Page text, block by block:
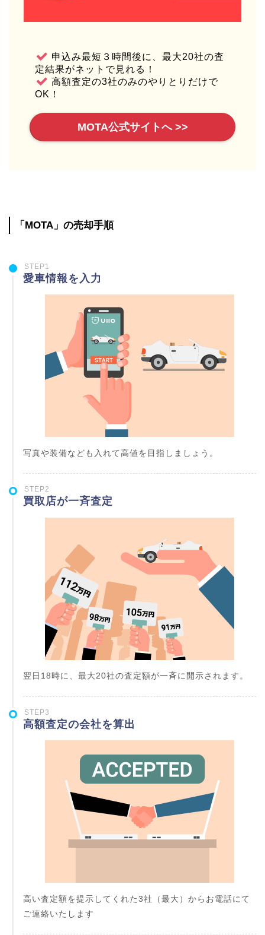
申込み最短３時間後に、最大20社の査
定結果がネットで見れる！
高額査定の3社のみのやりとりだけで
OK！
MOTA公式サイトへ >>
「MOTA」の売却手順
STEP1
愛車情報を入力
写真や装備なども入れて高値を目指しましょう。
STEP2
買取店が一斉査定
翌日18時に、最大20社の査定額が一斉に開示されます。
STEP3
高額査定の会社を算出
高い査定額を提示してくれた3社（最大）からお電話にて
ご連絡いたします